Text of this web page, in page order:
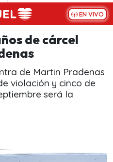
EN VIVO
de cárcel
de Martin Pradenas
violación y cinco de
será la